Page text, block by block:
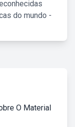
do mundo -
O Material